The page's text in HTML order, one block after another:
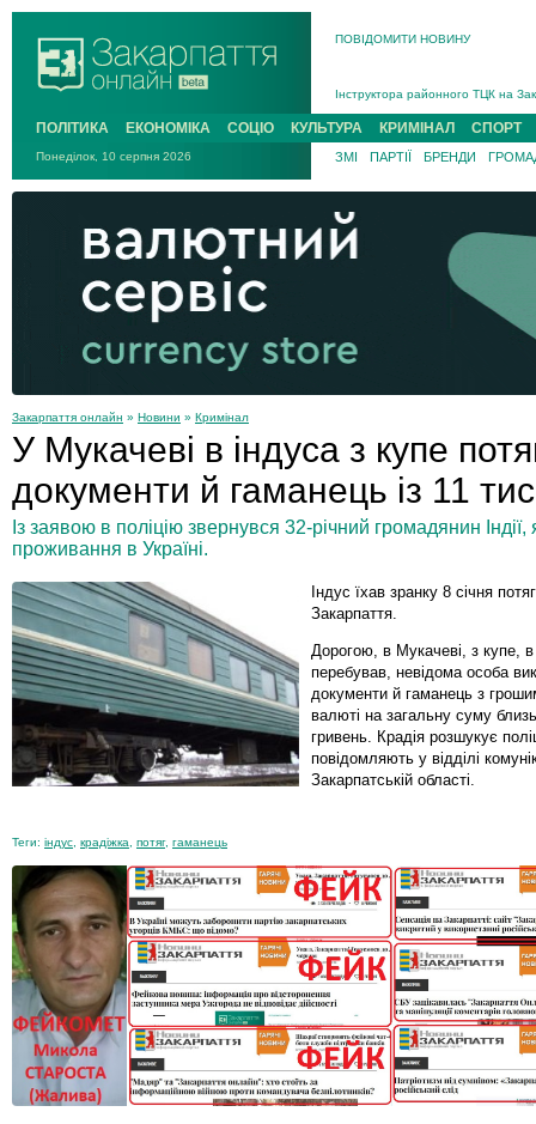
ПОВІДОМИТИ НОВИНУ
Інструктора районного ТЦК на
В Ужгороді попрощаються із
В Ужгороді 5 серпня
Підтвердили загибель
На війні з рф поліг військовий з
На війні загинув 26-річний
ПОЛІТИКА ЕКОНОМІКА СОЦІО КУЛЬТУРА КРИМІНАЛ СПОРТ
Понеділок, 10 серпня 2026 ЗМІ ПАРТІЇ БРЕНДИ
Закарпаття онлайн » Новини » Кримінал
У Мукачеві в індуса з купе
документи й гаманець із 11
Із заявою в поліцію звернувся 32-річний громадянин
проживання в Україні.
Індус їхав зранку 8 січня
Закарпаття.
Дорогою, в Мукачеві, з купе,
перебував, невідома особа
документи й гаманець з
валюті на загальну суму
гривень. Крадія розшукує
повідомляють у відділі
Закарпатській області.
Теги: індус крадіжка потяг, гаманець